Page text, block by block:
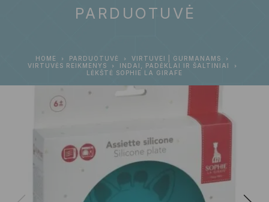
PARDUOTUVĖ
HOME PARDUOTUVĖ
VIRTUVEI | GURMANAMS
VIRTUVĖS REIKMENYS
INDAI, PADĖKLAI IR ŠALTINIAI
LĖKŠTĖ SOPHIE LA GIRAFE